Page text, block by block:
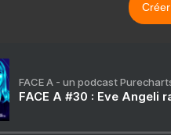
FACE A - un podcast
FACE A #30 : Eve Angeli